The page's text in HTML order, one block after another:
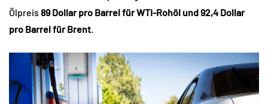
Ölpreis 89 Dollar pro Barrel für WTI-Rohöl und 92,4 Dollar
pro Barrel für Brent